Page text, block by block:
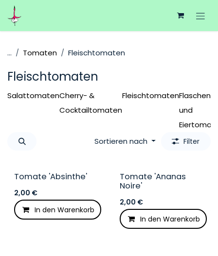
Zum Inhalt springen
... Tomaten Fleischtomaten
Fleischtomaten
SalattomatenCherry- &
Cocktailtomaten
FleischtomatenFlaschen-
und
Sortieren nach
Filter
Tomate 'Absinthe'
2,00 €
In den Warenkorb
Auf die Wunschliste
Tomate 'Ananas
Noire'
2,00 €
In den Warenkorb